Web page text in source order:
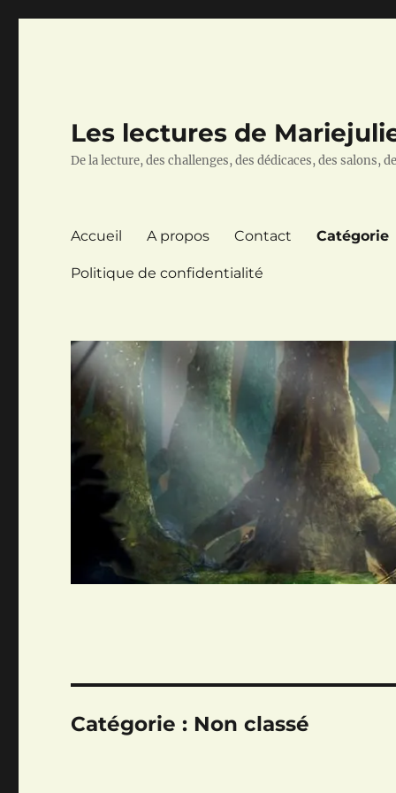
Les lectures de
De la lecture, des challenges, des dédicaces, des salons,
Accueil A propos Contact Catégorie
Politique de confidentialité
Catégorie : Non classé